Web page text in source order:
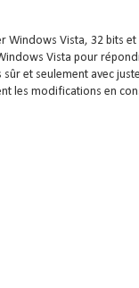
Vista, 32 bits et
Vista pour
et seulement avec
les modifications en